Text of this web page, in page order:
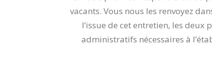
vacants. Vous nous les renvoyez
l’issue de cet entretien, les
administratifs nécessaires à